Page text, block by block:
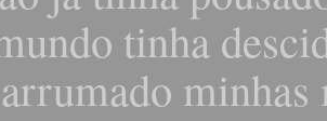
tinha
minhas